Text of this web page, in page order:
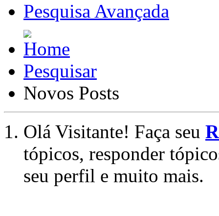
Pesquisa Avançada
Pesquisar
Novos Posts
Olá Visitante! Faça seu
tópicos, responder
seu perfil e muito mais.